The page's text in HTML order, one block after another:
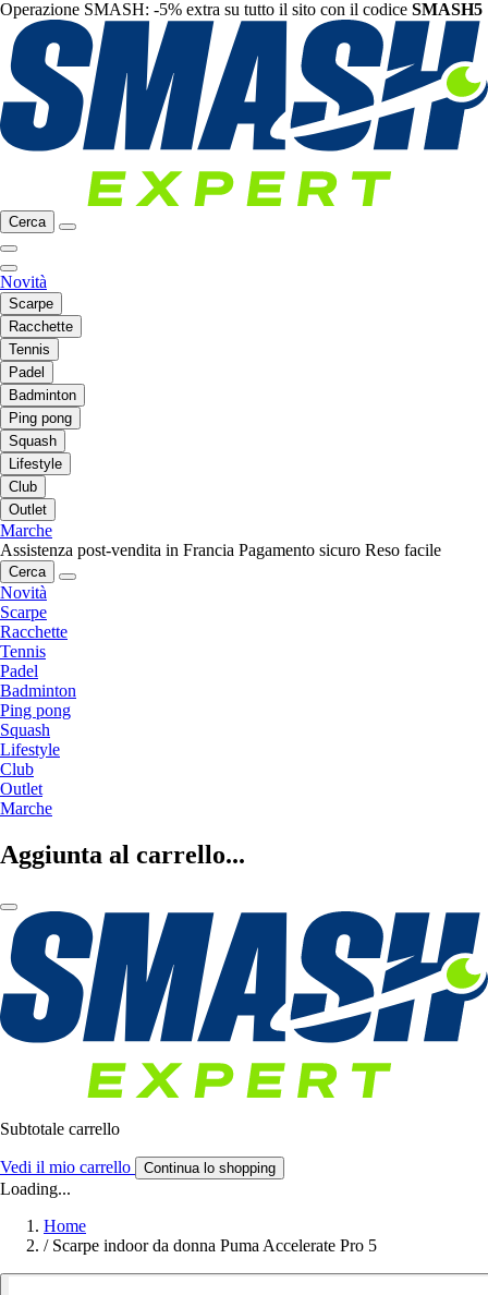
Operazione SMASH: -5% extra su tutto il sito con il codice SMASH5
Cerca
Novità
Scarpe
Racchette
Tennis
Padel
Badminton
Ping pong
Squash
Lifestyle
Club
Outlet
Marche
Assistenza post-vendita in Francia Pagamento sicuro Reso facile
Cerca
Novità
Scarpe
Racchette
Tennis
Padel
Badminton
Ping pong
Squash
Lifestyle
Club
Outlet
Marche
Aggiunta al carrello...
Subtotale carrello
Vedi il mio carrello Continua lo shopping
Loading...
Home
/ Scarpe indoor da donna Puma Accelerate Pro 5